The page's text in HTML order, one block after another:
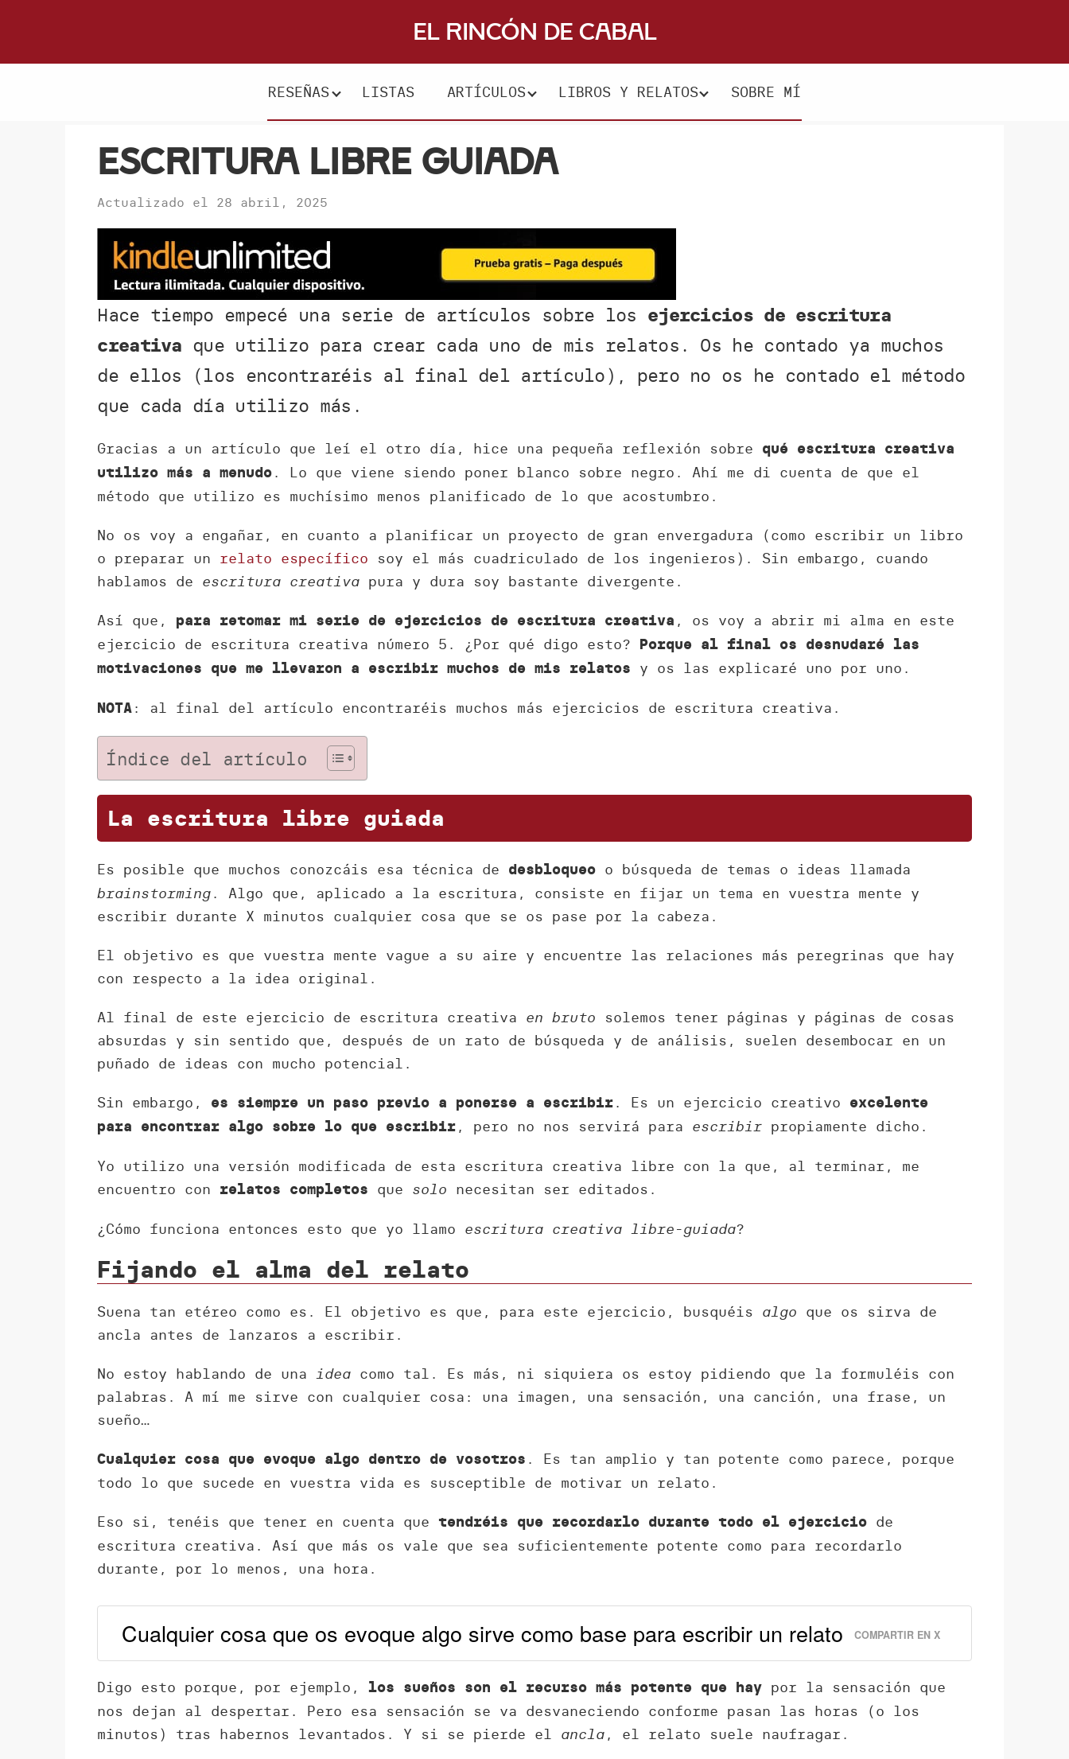
El Rincón de Cabal
RESEÑAS LISTAS ARTÍCULOS LIBROS Y RELATOS SOBRE MÍ
Escritura libre guiada
Actualizado el 28 abril, 2025
Hace tiempo empecé una serie de artículos sobre los ejercicios de escritura
creativa que utilizo para crear cada uno de mis relatos. Os he contado ya muchos
de ellos (los encontraréis al final del artículo), pero no os he contado el método
que cada día utilizo más.
Gracias a un artículo que leí el otro día, hice una pequeña reflexión sobre qué escritura creativa
utilizo más a menudo. Lo que viene siendo poner blanco sobre negro. Ahí me di cuenta de que el
método que utilizo es muchísimo menos planificado de lo que acostumbro.
No os voy a engañar, en cuanto a planificar un proyecto de gran envergadura (como escribir un libro
o preparar un relato específico soy el más cuadriculado de los ingenieros). Sin embargo, cuando
hablamos de escritura creativa pura y dura soy bastante divergente.
Así que, para retomar mi serie de ejercicios de escritura creativa , os voy a abrir mi alma en este
ejercicio de escritura creativa número 5. ¿Por qué digo esto? Porque al final os desnudaré las
motivaciones que me llevaron a escribir muchos de mis relatos y os las explicaré uno por uno.
NOTA: al final del artículo encontraréis muchos más ejercicios de escritura creativa.
Índice del artículo
La escritura libre guiada
Es posible que muchos conozcáis esa técnica de desbloqueo o búsqueda de temas o ideas llamada
brainstorming. Algo que, aplicado a la escritura, consiste en fijar un tema en vuestra mente y
escribir durante X minutos cualquier cosa que se os pase por la cabeza.
El objetivo es que vuestra mente vague a su aire y encuentre las relaciones más peregrinas que hay
con respecto a la idea original.
Al final de este ejercicio de escritura creativa en bruto solemos tener páginas y páginas de cosas
absurdas y sin sentido que, después de un rato de búsqueda y de análisis, suelen desembocar en un
puñado de ideas con mucho potencial.
Sin embargo, es siempre un paso previo a ponerse a escribir. Es un ejercicio creativo excelente
para encontrar algo sobre lo que escribir, pero no nos servirá para escribir propiamente dicho.
Yo utilizo una versión modificada de esta escritura creativa libre con la que, al terminar, me
encuentro con relatos completos que solo necesitan ser editados.
¿Cómo funciona entonces esto que yo llamo escritura creativa libre-guiada?
Fijando el alma del relato
Suena tan etéreo como es. El objetivo es que, para este ejercicio, busquéis algo que os sirva de
ancla antes de lanzaros a escribir.
No estoy hablando de unaidea como tal. Es más, ni siquiera os estoy pidiendo que la formuléis con
palabras. A mí me sirve con cualquier cosa: una imagen, una sensación, una canción, una frase, un
sueño…
Cualquier cosa que evoque algo dentro de vosotros . Es tan amplio y tan potente como parece, porque
todo lo que sucede en vuestra vida es susceptible de motivar un relato.
Eso si, tenéis que tener en cuenta que tendréis que recordarlo durante todo el ejercicio de
escritura creativa. Así que más os vale que sea suficientemente potente como para recordarlo
durante, por lo menos, una hora.
Cualquier cosa que os evoque algo sirve como base para escribir un relato COMPARTIR EN X
Digo esto porque, por ejemplo,los sueños son el recurso más potente que hay por la sensación que
nos dejan al despertar. Pero esa sensación se va desvaneciendo conforme pasan las horas (o los
minutos) tras habernos levantados. Y si se pierde el ancla, el relato suele naufragar.